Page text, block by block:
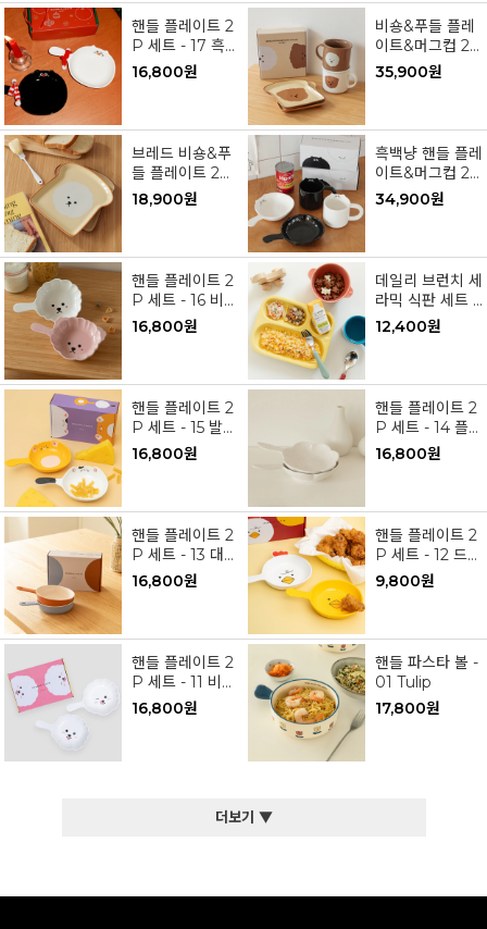
핸들 플레이트 2
P 세트 - 17 흑백
냥 (윈터 에디션)
16,800원
비숑&푸들 플레
이트&머그컵 2P
세트
35,900원
브레드 비숑&푸
들 플레이트 2P
세트
18,900원
흑백냥 핸들 플레
이트&머그컵 2P
세트
34,900원
핸들 플레이트 2
P 세트 - 16 비숑
&푸들 (러브 에
디션)
16,800원
데일리 브런치 세
라믹 식판 세트 -
01 팝핑캔디
12,400원
핸들 플레이트 2
P 세트 - 15 발라
당 캣츠
16,800원
핸들 플레이트 2
P 세트 - 14 플라
워 그레인
16,800원
핸들 플레이트 2
P 세트 - 13 대니
쉬 컬러(Danish
color)
16,800원
핸들 플레이트 2
P 세트 - 12 드로
잉 치킨
9,800원
핸들 플레이트 2
P 세트 - 11 비숑
프렌즈
16,800원
핸들 파스타 볼 -
01 Tulip
17,800원
더보기 ▼